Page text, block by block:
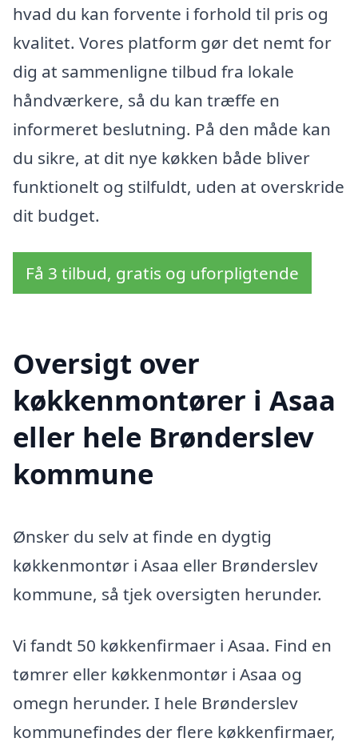
hvad du kan forvente i forhold til pris og
kvalitet. Vores platform gør det nemt for
dig at sammenligne tilbud fra lokale
håndværkere, så du kan træffe en
informeret beslutning. På den måde kan
du sikre, at dit nye køkken både bliver
funktionelt og stilfuldt, uden at overskride
dit budget.
Få 3 tilbud, gratis og uforpligtende
Oversigt over
køkkenmontører i Asaa
eller hele Brønderslev
kommune
Ønsker du selv at finde en dygtig
køkkenmontør i Asaa eller Brønderslev
kommune, så tjek oversigten herunder.
Vi fandt 50 køkkenfirmaer i Asaa. Find en
tømrer eller køkkenmontør i Asaa og
omegn herunder. I hele Brønderslev
kommunefindes der flere køkkenfirmaer,